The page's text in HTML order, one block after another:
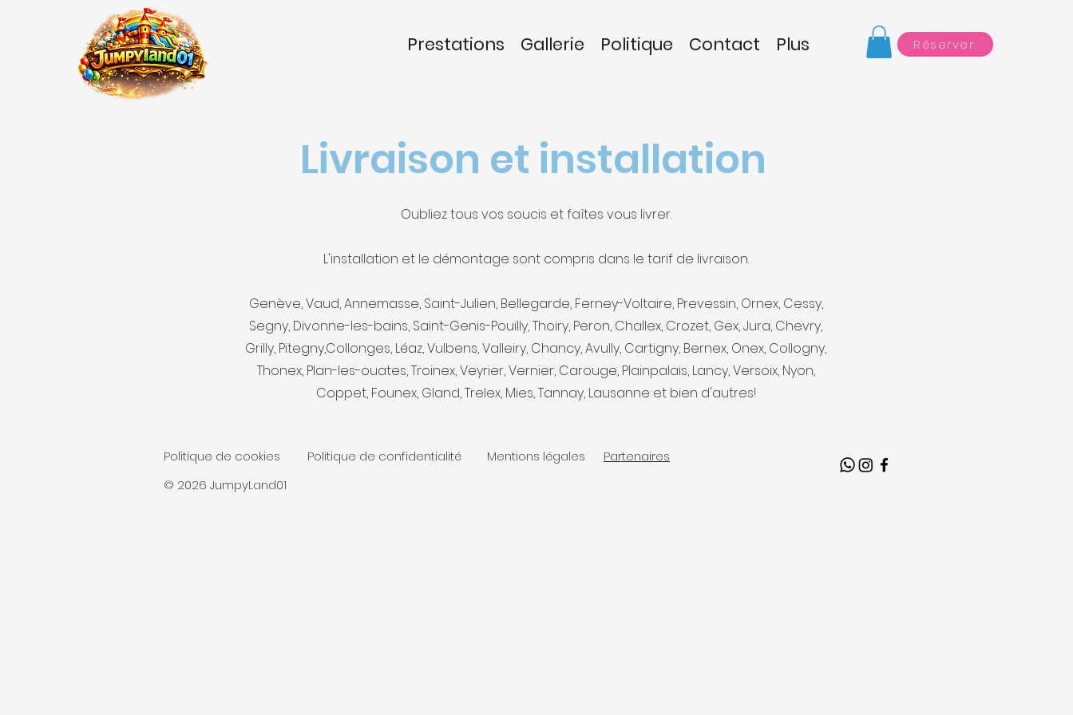
Prestations Gallerie Politique Contact Plus Réserver
Livraison et installation
Oubliez tous vos soucis et faîtes vous livrer.
L'installation et le démontage sont compris dans le tarif de livraison.
Genève, Vaud, Annemasse, Saint-Julien, Bellegarde, Ferney-Voltaire, Prevessin, Ornex, Cessy,
Segny, Divonne-les-bains, Saint-Genis-Pouilly, Thoiry, Peron, Challex, Crozet, Gex, Jura, Chevry,
Grilly, Pitegny,Collonges, Léaz, Vulbens, Valleiry, Chancy, Avully, Cartigny, Bernex, Onex, Collogny,
Thonex, Plan-les-ouates, Troinex, Veyrier, Vernier, Carouge, Plainpalais, Lancy, Versoix, Nyon,
Coppet, Founex, Gland, Trelex, Mies, Tannay, Lausanne et bien d'autres!
Politique de cookies Politique de confidentialité Mentions légales
Partenaires
© 2026 JumpyLand01